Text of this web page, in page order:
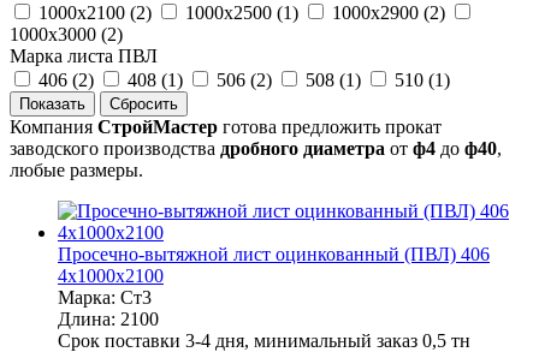
1000х2100 (2) 1000х2500 (1) 1000х2900 (2)
1000х3000 (2)
Марка листа ПВЛ
406 (2) 408 (1) 506 (2) 508 (1) 510 (1)
Компания СтройМастер готова предложить прокат
заводского производства дробного диаметра от ф4 до ф40,
любые размеры.
Просечно-вытяжной лист оцинкованный (ПВЛ) 406
4х1000х2100
Марка: Ст3
Длина: 2100
Срок поставки 3-4 дня, минимальный заказ 0,5 тн